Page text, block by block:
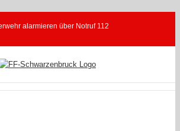
alarmieren über Notruf 112